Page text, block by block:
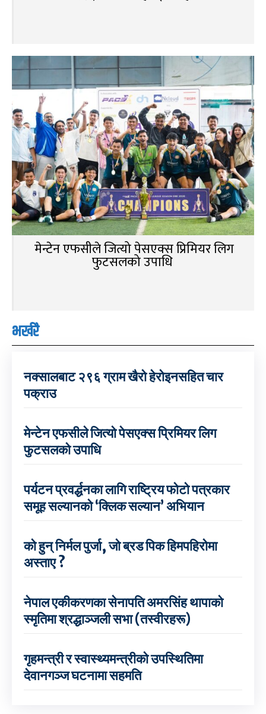
मेन्टेन एफसीले जित्यो पेसएक्स प्रिमियर लिग
फुटसलको उपाधि
भर्खरै
नक्सालबाट २९६ ग्राम खैरो हेरोइनसहित चार
पक्राउ
मेन्टेन एफसीले जित्यो पेसएक्स प्रिमियर लिग
फुटसलको उपाधि
पर्यटन प्रवर्द्धनका लागि राष्ट्रिय फोटो पत्रकार
समूह सल्यानको ‘क्लिक सल्यान’ अभियान
को हुन् निर्मल पुर्जा, जो ब्रड पिक हिमपहिरोमा
अस्ताए ?
नेपाल एकीकरणका सेनापति अमरसिंह थापाको
स्मृतिमा श्रद्धाञ्जली सभा (तस्वीरहरू)
गृहमन्त्री र स्वास्थ्यमन्त्रीको उपस्थितिमा
देवानगञ्ज घटनामा सहमति